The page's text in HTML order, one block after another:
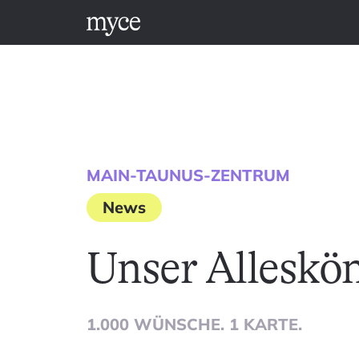
MAIN-TAUNUS-ZENTRUM
News
Unser
1.000 WÜNSCHE. 1 KARTE.